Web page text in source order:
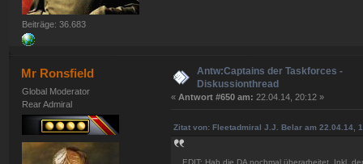
Beiträge: 36.683
Mr Ronsfield
Global Moderator
Rear Admiral
Antw:Captains der Taskforces -
Diskussionthread
« Antwort #650 am: 22.04.14, 20:12 »
Zitat von: Fleetadmiral J.J. Belar am 22.04.14,
EDIT: Hab die DA nochmal überarbeitet. Inkl.